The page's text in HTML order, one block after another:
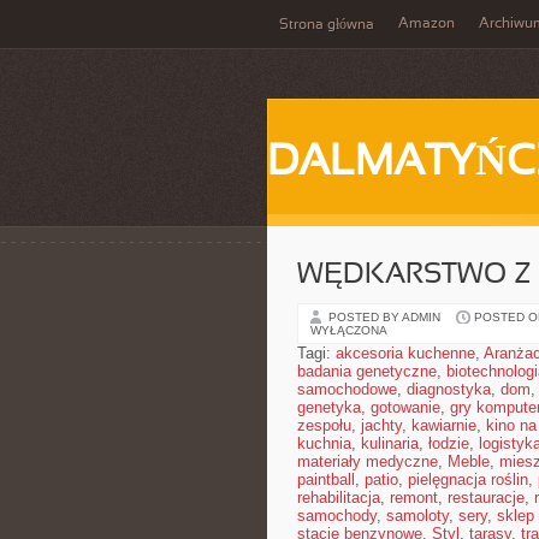
Strona główna Amazon
WĘDKARSTWO Z
POSTED BY ADMIN POSTED
WYŁĄCZONA
Tagi: akcesoria kuchenne,
badania genetyczne,
samochodowe, diagnostyka, dom,
genetyka, gotowanie, gry
zespołu, jachty, kawiarnie, kino
kuchnia, kulinaria, łodzie,
materiały medyczne, Meble,
paintball , patio, pielęgnacja roślin,
rehabilitacja, remont, restauracje,
samochody, samoloty, sery, sklep
stacje benzynowe, Styl , tarasy,